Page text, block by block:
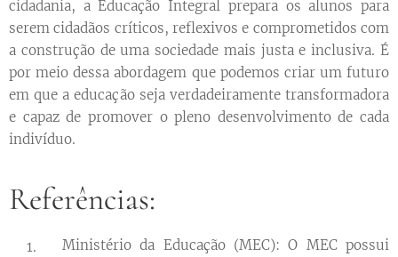
cidadania, a Educação Integral prepara os alunos para
serem cidadãos críticos, reflexivos e comprometidos com
a construção de uma sociedade mais justa e inclusiva. É
por meio dessa abordagem que podemos criar um futuro
em que a educação seja verdadeiramente transformadora
e capaz de promover o pleno desenvolvimento de cada
indivíduo.
Referências:
Ministério da Educação (MEC): O MEC possui